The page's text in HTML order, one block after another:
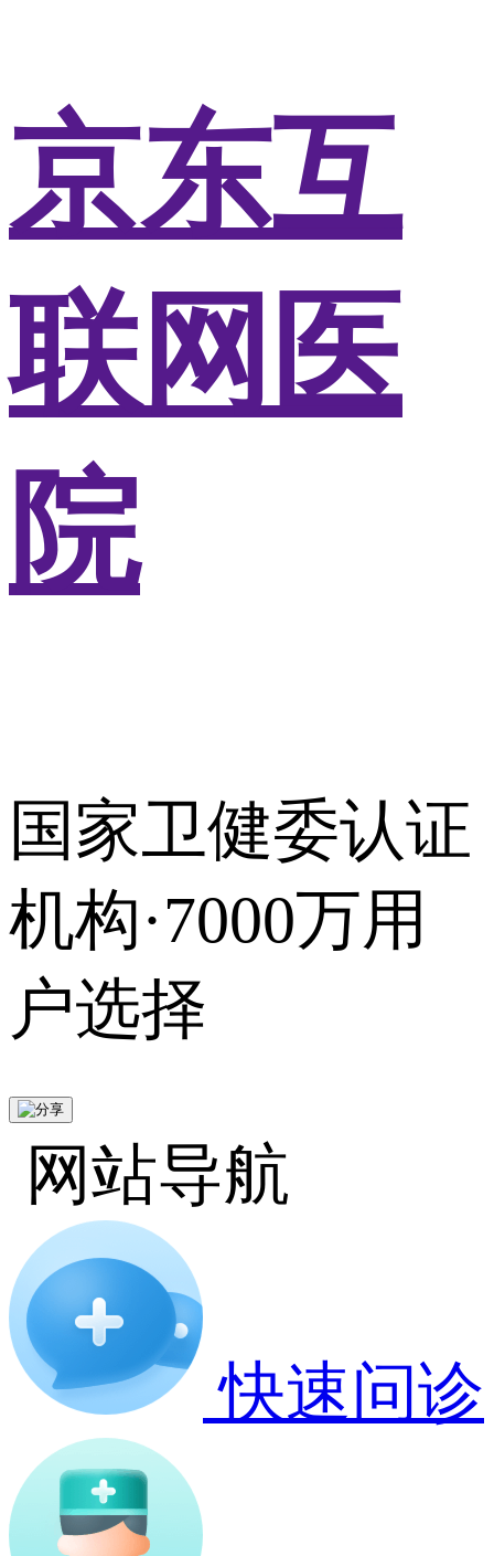
京东互
联网医
院
国家卫健委认证
机构·7000万用
户选择
网站导航
快速问诊